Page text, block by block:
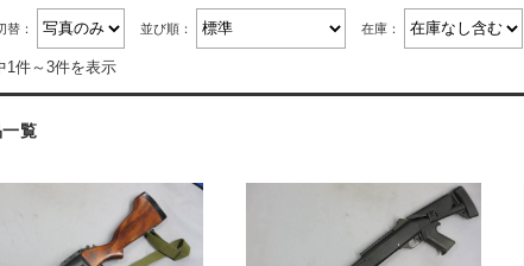
替： 並び順： 在庫：
1件～3件を表示
覧